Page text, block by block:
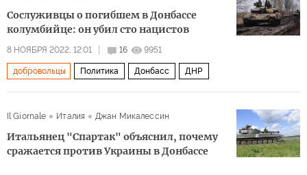
Сослуживцы о погибшем в Донбассе
колумбийце: он убил сто нацистов
8 НОЯБРЯ 2022, 12:01 16 9951
добровольцы Политика Донбасс ДНР
Il Giornale Италия Джан Микалессин
Итальянец "Спартак" объяснил, почему
сражается против Украины в Донбассе